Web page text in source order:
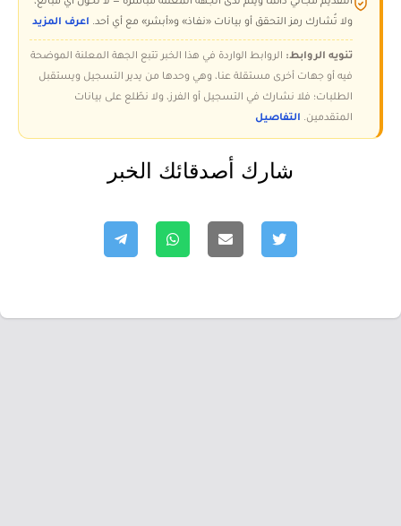
ولا تُشارك رمز التحقق أو بيانات «نفاذ» و«أبشر» مع أي أحد. اعرف المزيد
تنويه الروابط: الروابط الواردة في هذا الخبر تتبع الجهة المعلنة الموضحة
فيه أو جهات أخرى مستقلة عنا، وهي وحدها من يدير التسجيل ويستقبل
الطلبات؛ فلا نشارك في التسجيل أو الفرز، ولا نطّلع على بيانات
المتقدمين. التفاصيل
شارك أصدقائك الخبر